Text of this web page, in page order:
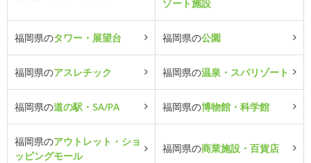
ゾート施設
福岡県のタワー・展望台 福岡県の公園
福岡県のアスレチック 福岡県の温泉・スパリゾート
福岡県の道の駅・SA/PA 福岡県の博物館・科学館
福岡県のアウトレット・ショ
ッピングモール
福岡県の商業施設・百貨店